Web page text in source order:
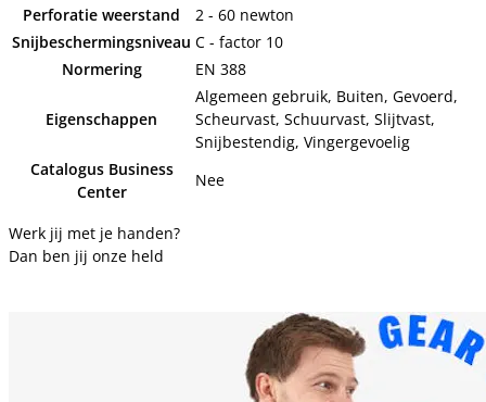
Perforatie weerstand
2 - 60 newton
Snijbeschermingsniveau C - factor 10
Normering
EN 388
Eigenschappen
Algemeen gebruik, Buiten, Gevoerd,
Scheurvast, Schuurvast, Slijtvast,
Snijbestendig, Vingergevoelig
Catalogus Business
Center
Nee
Werk jij met je handen?
Dan ben jij onze held